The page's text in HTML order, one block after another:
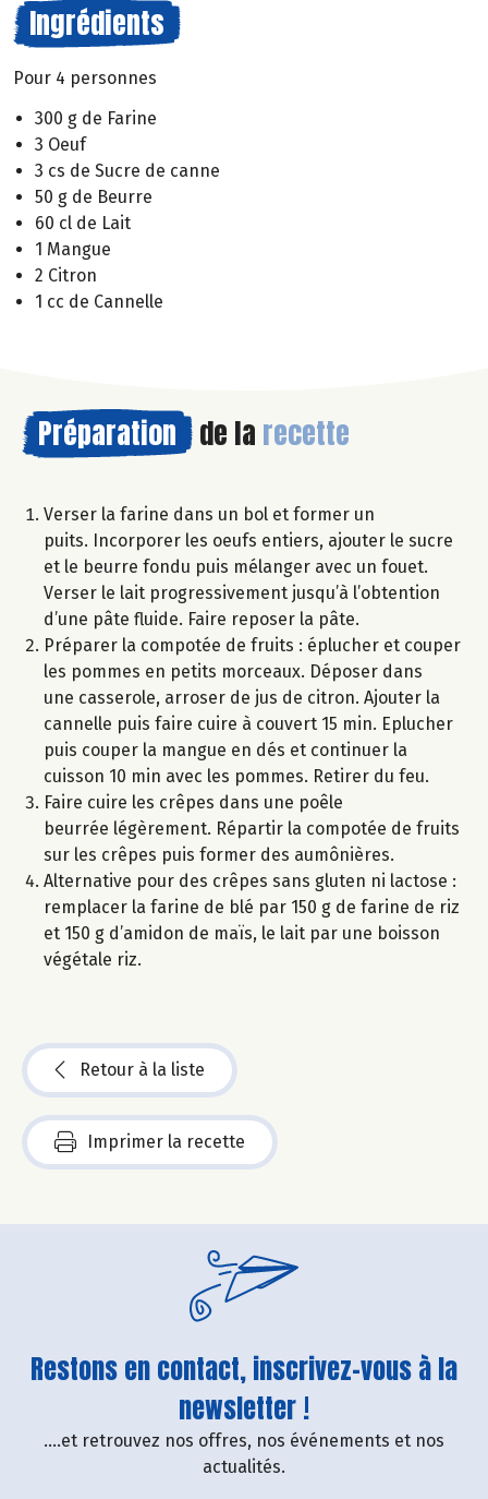
Ingrédients
Pour 4 personnes
300 g de Farine
3 Oeuf
3 cs de Sucre de canne
50 g de Beurre
60 cl de Lait
1 Mangue
2 Citron
1 cc de Cannelle
Préparation de la recette
Verser la farine dans un bol et former un
puits. Incorporer les oeufs entiers, ajouter le sucre
et le beurre fondu puis mélanger avec un fouet.
Verser le lait progressivement jusqu’à l’obtention
d’une pâte fluide. Faire reposer la pâte.
Préparer la compotée de fruits : éplucher et couper
les pommes en petits morceaux. Déposer dans
une casserole, arroser de jus de citron. Ajouter la
cannelle puis faire cuire à couvert 15 min. Eplucher
puis couper la mangue en dés et continuer la
cuisson 10 min avec les pommes. Retirer du feu.
Faire cuire les crêpes dans une poêle
beurrée légèrement. Répartir la compotée de fruits
sur les crêpes puis former des aumônières.
Alternative pour des crêpes sans gluten ni lactose :
remplacer la farine de blé par 150 g de farine de riz
et 150 g d’amidon de maïs, le lait par une boisson
végétale riz.
Retour à la liste
Imprimer la recette
Restons en contact, inscrivez-vous à la
newsletter !
....et retrouvez nos offres, nos événements et nos
actualités.